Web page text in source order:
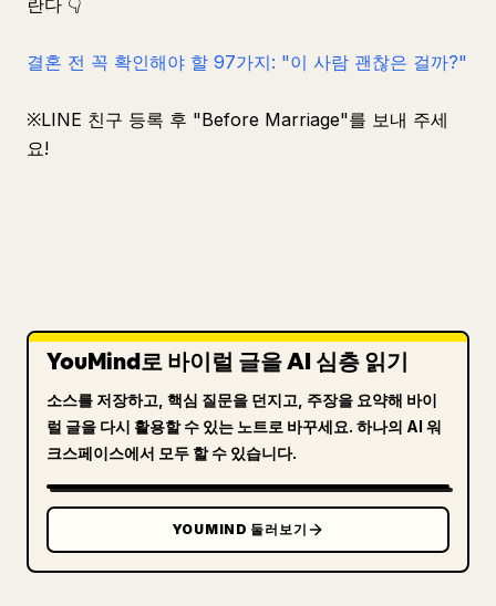
란다 👇
결혼 전 꼭 확인해야 할 97가지: "이 사람 괜찮은 걸까?"
※LINE 친구 등록 후 "Before Marriage"를 보내 주세
요!
YouMind로 바이럴 글을 AI 심층 읽기
소스를 저장하고, 핵심 질문을 던지고, 주장을 요약해 바이
럴 글을 다시 활용할 수 있는 노트로 바꾸세요. 하나의 AI 워
크스페이스에서 모두 할 수 있습니다.
YOUMIND 둘러보기